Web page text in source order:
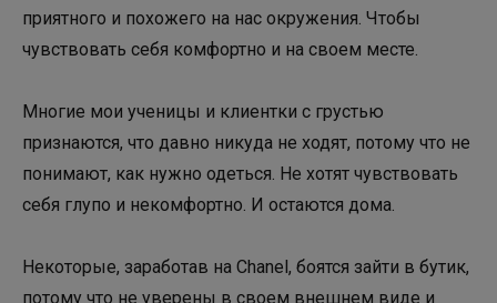
приятного и похожего на нас окружения. Чтобы
чувствовать себя комфортно и на своем месте.
Многие мои ученицы и клиентки с грустью
признаются, что давно никуда не ходят, потому что не
понимают, как нужно одеться. Не хотят чувствовать
себя глупо и некомфортно. И остаются дома.
Некоторые, заработав на Chanel, боятся зайти в бутик,
потому что не уверены в своем внешнем виде и